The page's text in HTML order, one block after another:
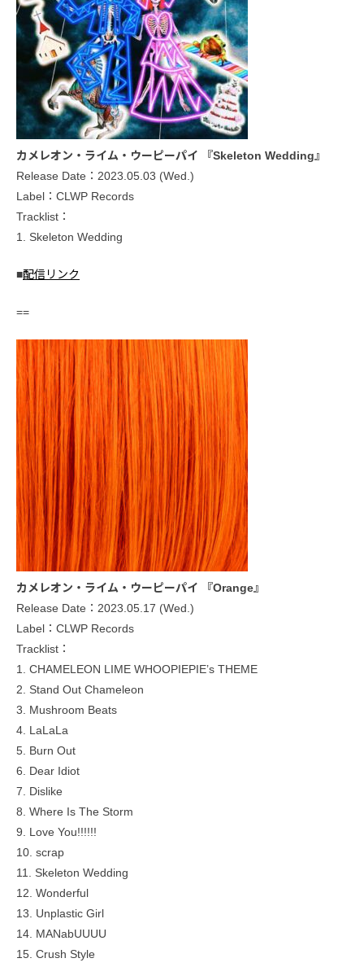
カメレオン・ライム・ウーピーパイ 『Skeleton Wedding』
Release Date：2023.05.03 (Wed.)
Label：CLWP Records
Tracklist：
1. Skeleton Wedding
■配信リンク
==
カメレオン・ライム・ウーピーパイ 『Orange』
Release Date：2023.05.17 (Wed.)
Label：CLWP Records
Tracklist：
1. CHAMELEON LIME WHOOPIEPIE’s THEME
2. Stand Out Chameleon
3. Mushroom Beats
4. LaLaLa
5. Burn Out
6. Dear Idiot
7. Dislike
8. Where Is The Storm
9. Love You!!!!!!
10. scrap
11. Skeleton Wedding
12. Wonderful
13. Unplastic Girl
14. MANabUUUU
15. Crush Style